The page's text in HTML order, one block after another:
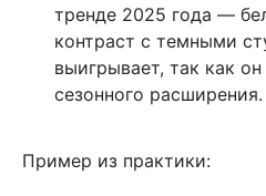
тренде 2025 года —
контраст с темными
выигрывает, так как
сезонного расширения.
Пример из практики: